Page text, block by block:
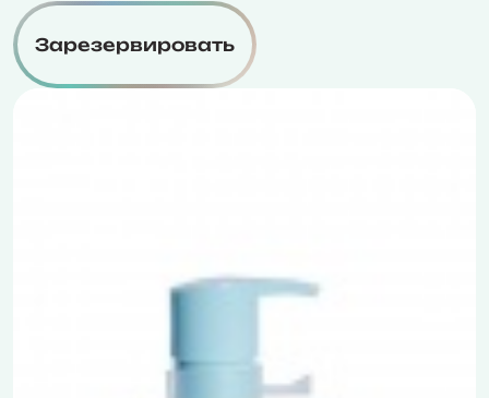
Зарезервировать